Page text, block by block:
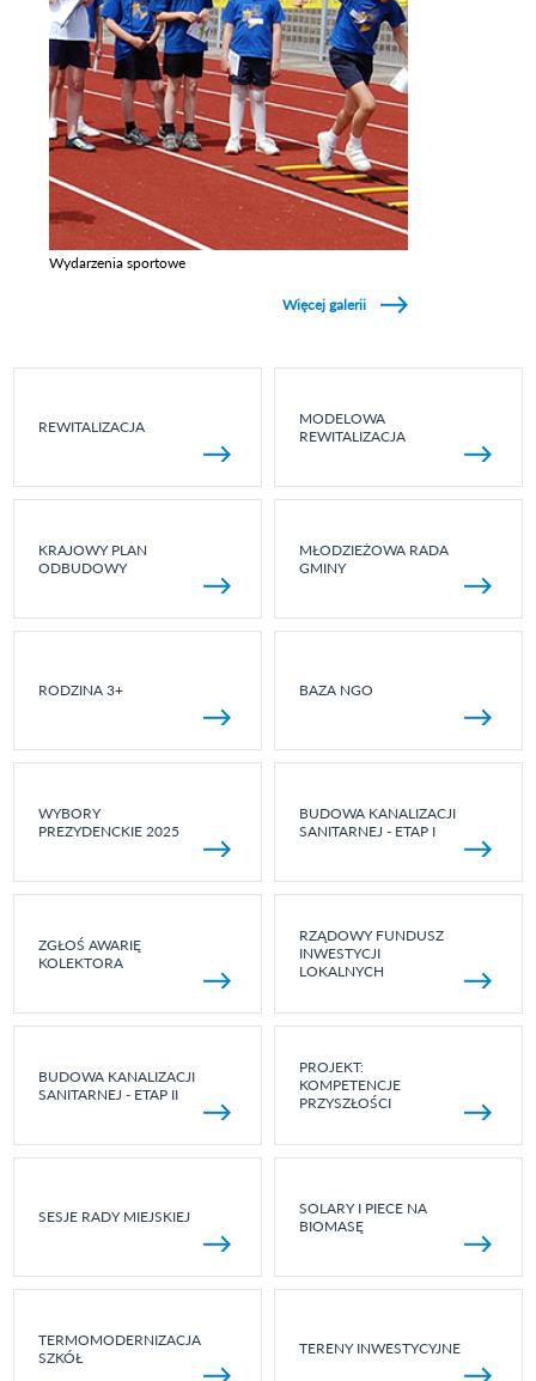
Wydarzenia sportowe
Więcej galerii
REWITALIZACJA
MODELOWA
REWITALIZACJA
KRAJOWY PLAN
ODBUDOWY
MŁODZIEŻOWA RADA
GMINY
RODZINA 3+ BAZA NGO
WYBORY
PREZYDENCKIE 2025
BUDOWA KANALIZACJI
SANITARNEJ - ETAP I
ZGŁOŚ AWARIĘ
KOLEKTORA
RZĄDOWY FUNDUSZ
INWESTYCJI
LOKALNYCH
BUDOWA KANALIZACJI
SANITARNEJ - ETAP II
PROJEKT:
KOMPETENCJE
PRZYSZŁOŚCI
SESJE RADY MIEJSKIEJ
SOLARY I PIECE NA
BIOMASĘ
TERMOMODERNIZACJA
SZKÓŁ
TERENY INWESTYCYJNE